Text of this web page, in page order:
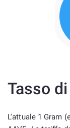
Tasso
L'attuale 1 Gram